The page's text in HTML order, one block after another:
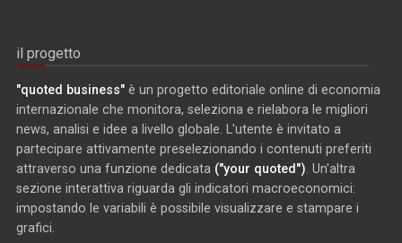
il progetto
"quoted business" è un progetto editoriale online di economia
internazionale che monitora, seleziona e rielabora le migliori
news, analisi e idee a livello globale. L'utente è invitato a
partecipare attivamente preselezionando i contenuti preferiti
attraverso una funzione dedicata ("your quoted"). Un'altra
sezione interattiva riguarda gli indicatori macroeconomici:
impostando le variabili è possibile visualizzare e stampare i
grafici.